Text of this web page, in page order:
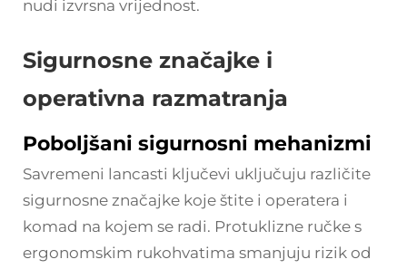
nudi izvrsna vrijednost.
Sigurnosne značajke i
operativna razmatranja
Poboljšani sigurnosni mehanizmi
Savremeni lancasti ključevi uključuju različite
sigurnosne značajke koje štite i operatera i
komad na kojem se radi. Protuklizne ručke s
ergonomskim rukohvatima smanjuju rizik od